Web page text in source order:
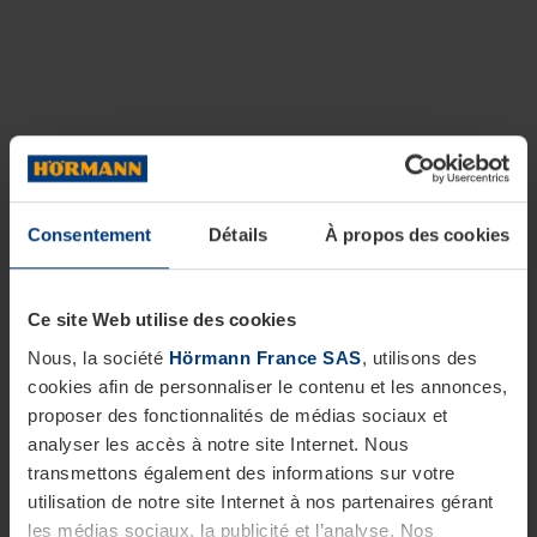
Consentement Détails À propos des cookies
Ce site Web utilise des cookies
Nous, la société Hörmann France SAS, utilisons des
cookies afin de personnaliser le contenu et les annonces,
proposer des fonctionnalités de médias sociaux et
analyser les accès à notre site Internet. Nous
transmettons également des informations sur votre
utilisation de notre site Internet à nos partenaires gérant
les médias sociaux, la publicité et l’analyse. Nos